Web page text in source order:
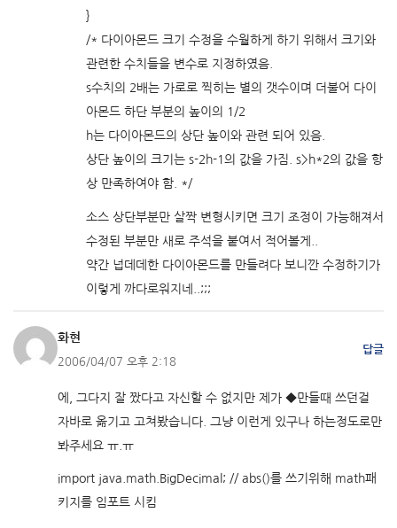
}
/* 다이아몬드 크기 수정을 수월하게 하기 위해서 크기와
관련한 수치들을 변수로 지정하였음.
s수치의 2배는 가로로 찍히는 별의 갯수이며 더불어 다이
아몬드 하단 부분의 높이의 1/2
h는 다이아몬드의 상단 높이와 관련 되어 있음.
상단 높이의 크기는 s-2h-1의 값을 가짐. s>h*2의 값을 항
상 만족하여야 함. */
소스 상단부분만 살짝 변형시키면 크기 조정이 가능해져서
수정된 부분만 새로 주석을 붙여서 적어볼게..
약간 넙데데한 다이아몬드를 만들려다 보니깐 수정하기가
이렇게 까다로워지네..;;;
화현
2006/04/07 오후 2:18
답글
에, 그다지 잘 짰다고 자신할 수 없지만 제가 ◆만들때 쓰던걸
자바로 옮기고 고쳐봤습니다. 그냥 이런게 있구나 하는정도로만
봐주세요 ㅠ.ㅠ
import java.math.BigDecimal; // abs()를 쓰기위해 math패
키지를 임포트 시킴